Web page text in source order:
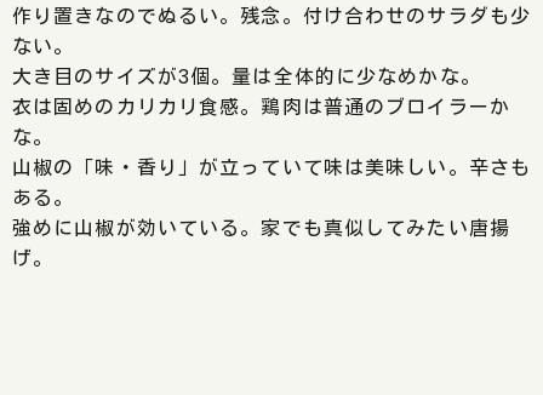
作り置きなのでぬるい。残念。付け合わせのサラダも少
ない。
大き目のサイズが3個。量は全体的に少なめかな。
衣は固めのカリカリ食感。鶏肉は普通のブロイラーか
な。
山椒の「味・香り」が立っていて味は美味しい。辛さも
ある。
強めに山椒が効いている。家でも真似してみたい唐揚
げ。